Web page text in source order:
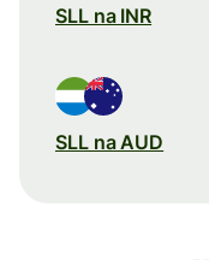
SLL na INR
SLL na AUD